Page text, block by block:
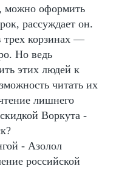
можно оформить
рассуждает он.
трех корзинах —
Но ведь
этих людей к
читать их
лишнего
Воркута -
- Азолол
российской